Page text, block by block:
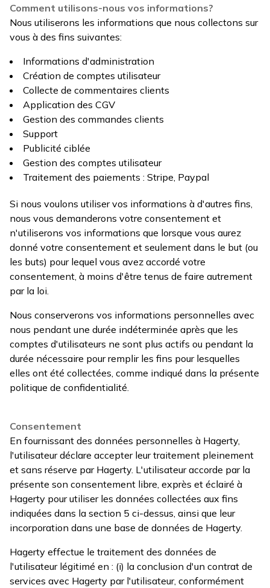
Comment utilisons-nous vos informations?
Nous utiliserons les informations que nous collectons sur
vous à des fins suivantes:
Informations d'administration
Création de comptes utilisateur
Collecte de commentaires clients
Application des CGV
Gestion des commandes clients
Support
Publicité ciblée
Gestion des comptes utilisateur
Traitement des paiements : Stripe, Paypal
Si nous voulons utiliser vos informations à d'autres fins,
nous vous demanderons votre consentement et
n'utiliserons vos informations que lorsque vous aurez
donné votre consentement et seulement dans le but (ou
les buts) pour lequel vous avez accordé votre
consentement, à moins d'être tenus de faire autrement
par la loi.
Nous conserverons vos informations personnelles avec
nous pendant une durée indéterminée après que les
comptes d'utilisateurs ne sont plus actifs ou pendant la
durée nécessaire pour remplir les fins pour lesquelles
elles ont été collectées, comme indiqué dans la présente
politique de confidentialité.
Consentement
En fournissant des données personnelles à Hagerty,
l'utilisateur déclare accepter leur traitement pleinement
et sans réserve par Hagerty. L'utilisateur accorde par la
présente son consentement libre, exprès et éclairé à
Hagerty pour utiliser les données collectées aux fins
indiquées dans la section 5 ci-dessus, ainsi que leur
incorporation dans une base de données de Hagerty.
Hagerty effectue le traitement des données de
l'utilisateur légitimé en : (i) la conclusion d'un contrat de
services avec Hagerty par l'utilisateur, conformément